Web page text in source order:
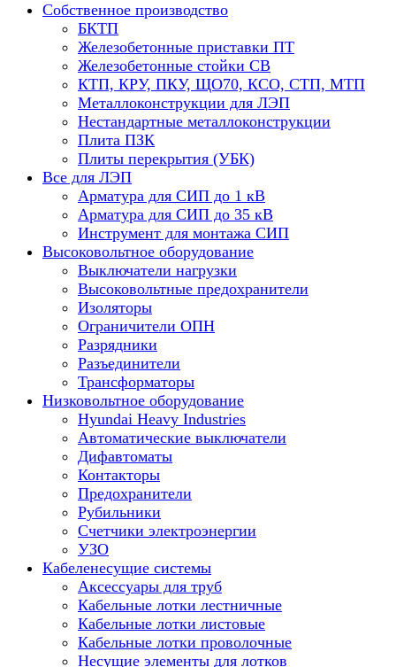
Собственное производство
БКТП
Железобетонные приставки ПТ
Железобетонные стойки СВ
КТП, КРУ, ПКУ, ЩО70, КСО, СТП, МТП
Металлоконструкции для ЛЭП
Нестандартные металлоконструкции
Плита ПЗК
Плиты перекрытия (УБК)
Все для ЛЭП
Арматура для СИП до 1 кВ
Арматура для СИП до 35 кВ
Инструмент для монтажа СИП
Высоковольтное оборудование
Выключатели нагрузки
Высоковольтные предохранители
Изоляторы
Ограничители ОПН
Разрядники
Разъединители
Трансформаторы
Низковольтное оборудование
Hyundai Heavy Industries
Автоматические выключатели
Дифавтоматы
Контакторы
Предохранители
Рубильники
Счетчики электроэнергии
УЗО
Кабеленесущие системы
Аксессуары для труб
Кабельные лотки лестничные
Кабельные лотки листовые
Кабельные лотки проволочные
Несущие элементы для лотков